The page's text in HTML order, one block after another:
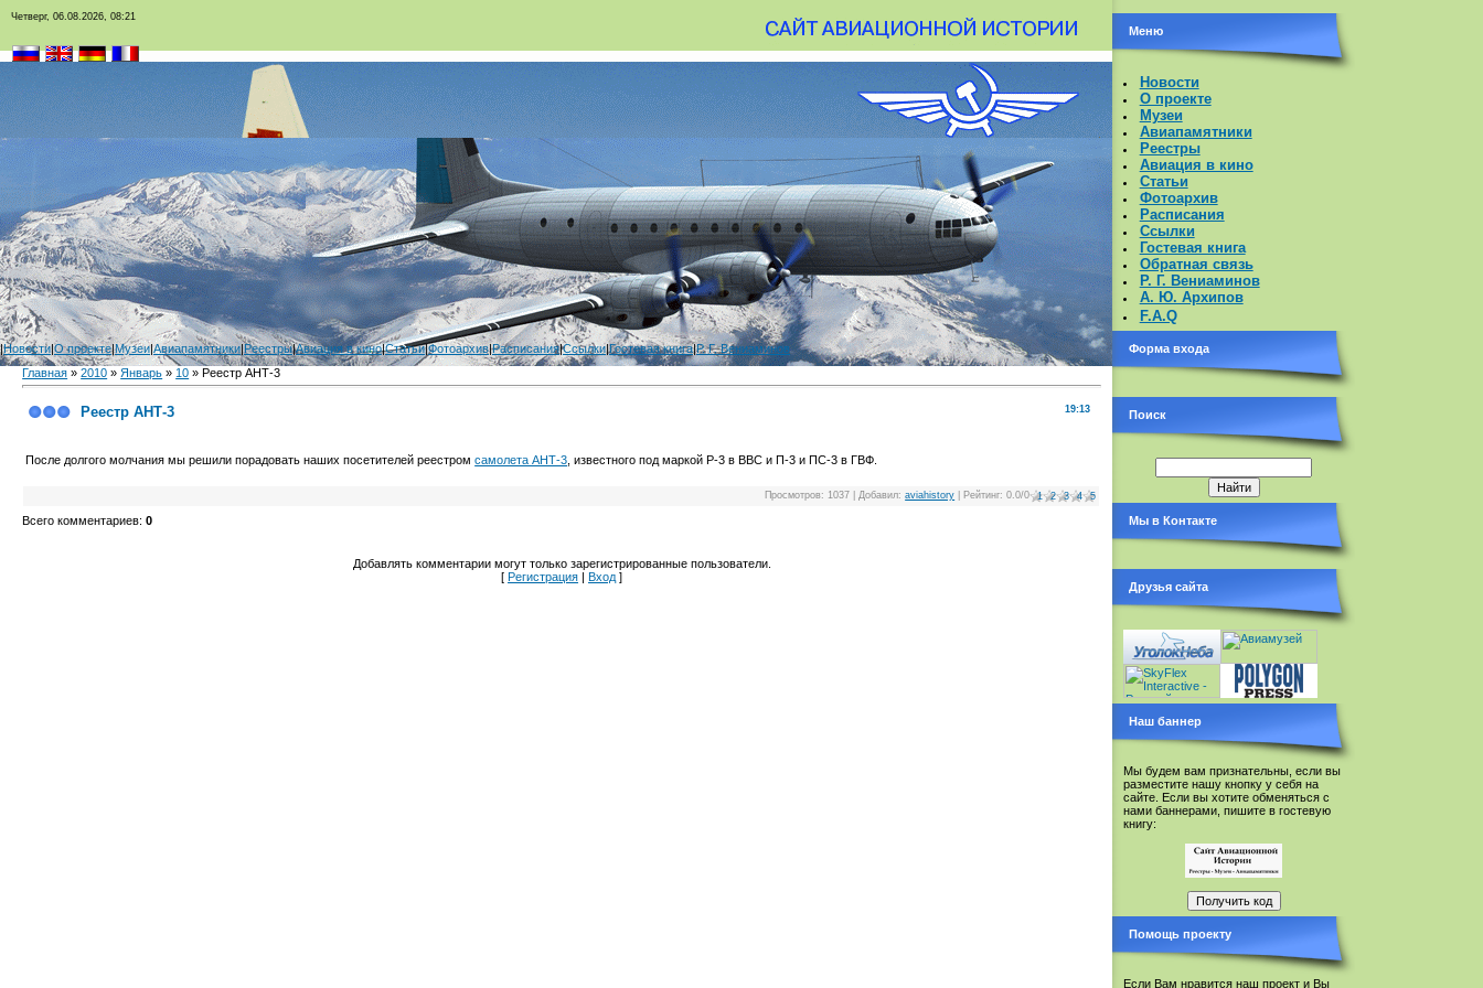
Четверг, 06.08.2026, 08:21
|Новости|О проекте|Музеи|Авиапамятники|Реестры|Авиация в кино|Статьи|Фотоархив|Расписания|Ссылки|Гостевая книга|Р. Г. Вениаминов
Главная »2010 » Январь » 10 » Реестр АНТ-3
19:13
Реестр АНТ-3
После долгого молчания мы решили порадовать наших посетителей реестромсамолета АНТ-3 , известного под маркой Р-3 в ВВС и П-3 и ПС-3 в ГВФ.
1 2 3 4 5
Просмотров: 1037 | Добавил:aviahistory Рейтинг:0.0/0
Всего комментариев:0
Добавлять комментарии могут только зарегистрированные пользователи.
[Регистрация |Вход ]
Меню
Новости
О проекте
Музеи
Авиапамятники
Реестры
Авиация в кино
Статьи
Фотоархив
Расписания
Ссылки
Гостевая книга
Обратная связь
Р. Г. Вениаминов
А. Ю. Архипов
F.A.Q
Форма входа
Поиск
Мы в Контакте
Друзья сайта
Наш баннер
Мы будем вам признательны, если вы
разместите нашу кнопку у себя на
сайте. Если вы хотите обменяться с
нами баннерами, пишите в гостевую
книгу:
Помощь проекту
Если Вам нравится наш проект и Вы